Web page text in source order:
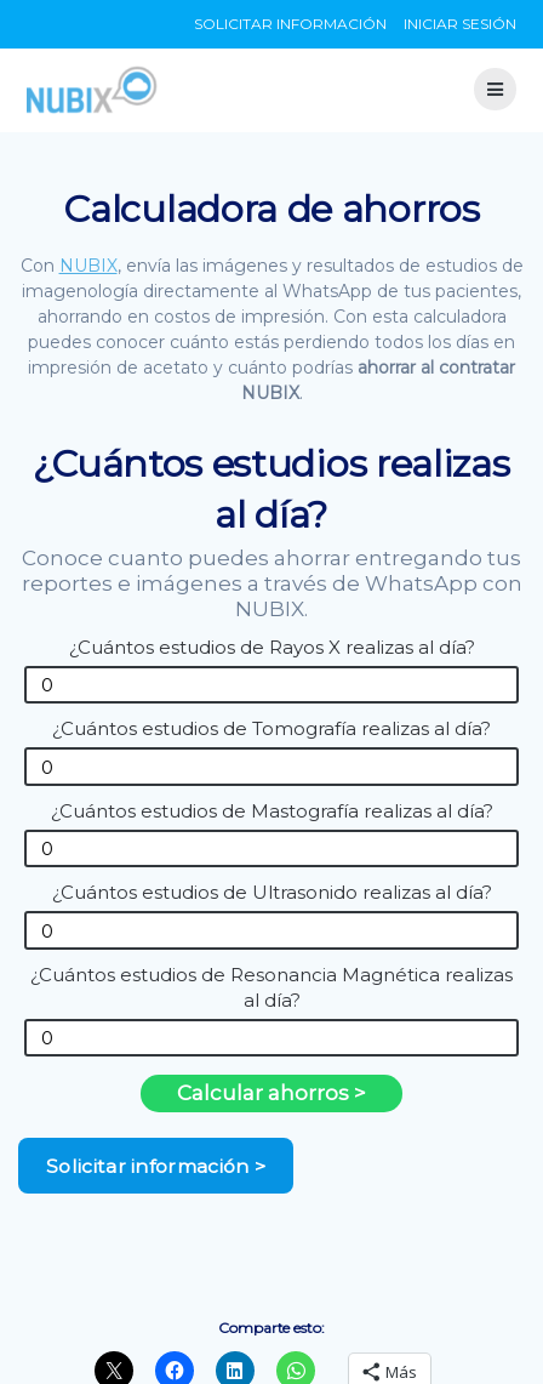
to
SOLICITAR INFORMACIÓN INICIAR SESIÓN
Calculadora de ahorros
Con NUBIX, envía las imágenes y resultados de estudios de
imagenología directamente al WhatsApp de tus pacientes,
ahorrando en costos de impresión. Con esta calculadora
puedes conocer cuánto estás perdiendo todos los días en
impresión de acetato y cuánto podrías ahorrar al contratar
NUBIX.
¿Cuántos estudios realizas
al día?
Conoce cuanto puedes ahorrar entregando tus
reportes e imágenes a través de WhatsApp con
NUBIX.
¿Cuántos estudios de Rayos X realizas al día?
¿Cuántos estudios de Tomografía realizas al día?
¿Cuántos estudios de Mastografía realizas al día?
¿Cuántos estudios de Ultrasonido realizas al día?
¿Cuántos estudios de Resonancia Magnética realizas
al día?
Calcular ahorros >
Solicitar información >
Comparte esto:
Más